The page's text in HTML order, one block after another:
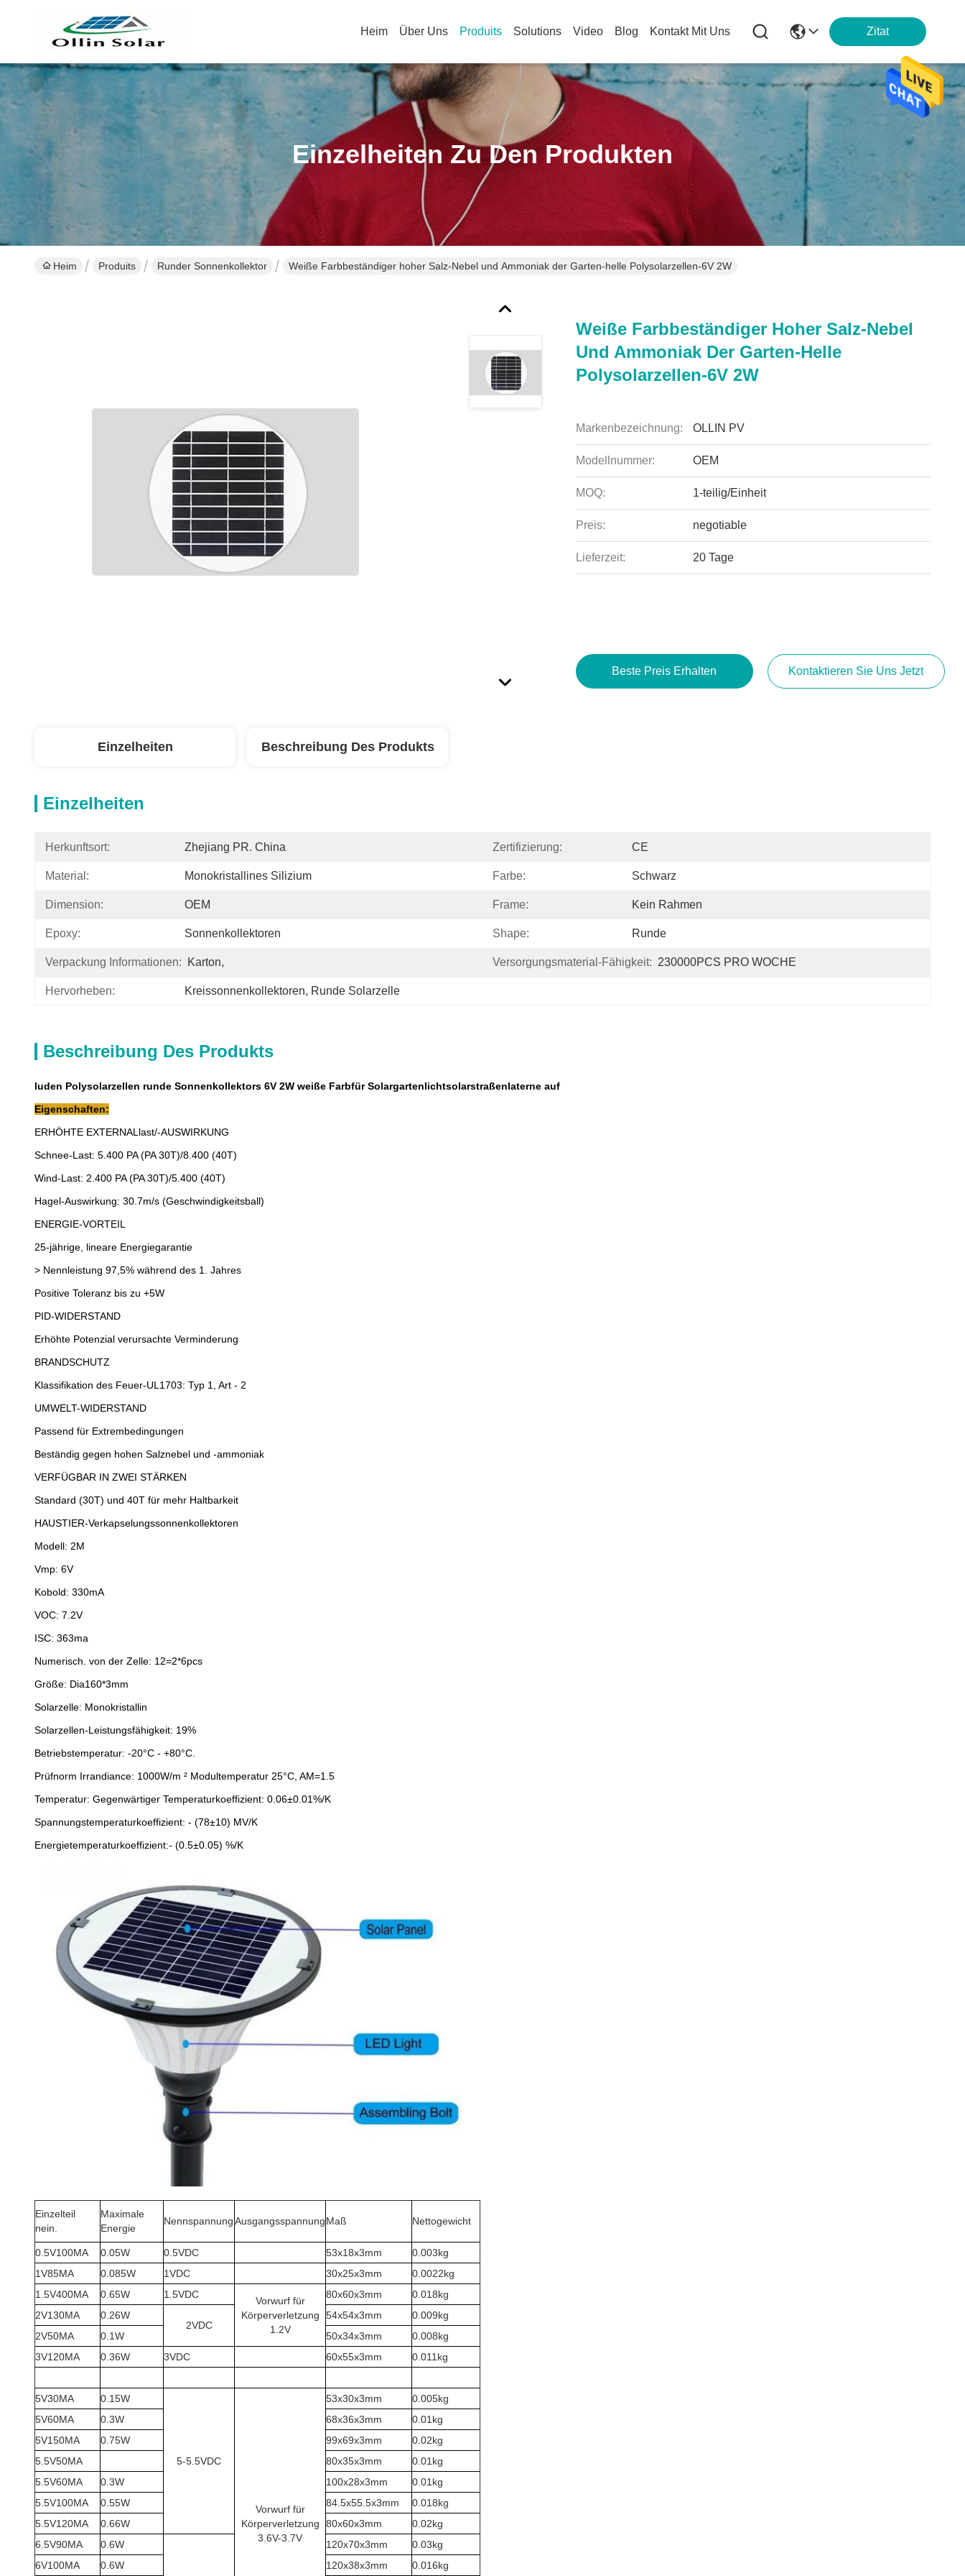
Heim Über Uns Produits Solutions Video Blog Kontakt Mit Uns Zitat
Einzelheiten Zu Den Produkten
Heim Produits Runder Sonnenkollektor Weiße Farbbeständiger hoher Salz-Nebel und Ammoniak der Garten-helle Polysolarzellen-6V 2W
Weiße Farbbeständiger Hoher Salz-Nebel
Und Ammoniak Der Garten-Helle
Polysolarzellen-6V 2W
Markenbezeichnung: OLLIN PV
Modellnummer: OEM
MOQ: 1-teilig/Einheit
Preis: negotiable
Lieferzeit: 20 Tage
Beste Preis Erhalten Kontaktieren Sie Uns Jetzt
Einzelheiten Beschreibung Des Produkts
Einzelheiten
Herkunftsort: Zhejiang PR. China Zertifizierung: CE
Material: Monokristallines Silizium Farbe: Schwarz
Dimension: OEM Frame: Kein Rahmen
Epoxy: Sonnenkollektoren Shape: Runde
Verpackung Informationen: Karton, Versorgungsmaterial-Fähigkeit: 230000PCS PRO WOCHE
Hervorheben: Kreissonnenkollektoren, Runde Solarzelle
Beschreibung Des Produkts
luden Polysolarzellen runde Sonnenkollektors 6V 2W weiße Farbfür Solargartenlichtsolarstraßenlaterne auf
Eigenschaften:
ERHÖHTE EXTERNALlast/-AUSWIRKUNG
Schnee-Last: 5.400 PA (PA 30T)/8.400 (40T)
Wind-Last: 2.400 PA (PA 30T)/5.400 (40T)
Hagel-Auswirkung: 30.7m/s (Geschwindigkeitsball)
ENERGIE-VORTEIL
25-jährige, lineare Energiegarantie
> Nennleistung 97,5% während des 1. Jahres
Positive Toleranz bis zu +5W
PID-WIDERSTAND
Erhöhte Potenzial verursachte Verminderung
BRANDSCHUTZ
Klassifikation des Feuer-UL1703: Typ 1, Art - 2
UMWELT-WIDERSTAND
Passend für Extrembedingungen
Beständig gegen hohen Salznebel und -ammoniak
VERFÜGBAR IN ZWEI STÄRKEN
Standard (30T) und 40T für mehr Haltbarkeit
HAUSTIER-Verkapselungssonnenkollektoren
Modell: 2M
Vmp: 6V
Kobold: 330mA
VOC: 7.2V
ISC: 363ma
Numerisch. von der Zelle: 12=2*6pcs
Größe: Dia160*3mm
Solarzelle: Monokristallin
Solarzellen-Leistungsfähigkeit: 19%
Betriebstemperatur: -20°C - +80°C.
Prüfnorm Irrandiance: 1000W/m ² Modultemperatur 25°C, AM=1.5
Temperatur: Gegenwärtiger Temperaturkoeffizient: 0.06±0.01%/K
Spannungstemperaturkoeffizient: - (78±10) MV/K
Energietemperaturkoeffizient:- (0.5±0.05) %/K
Einzelteil
nein.
Maximale
Energie
NennspannungAusgangsspannungMaß Nettogewicht
0.5V100MA 0.05W 0.5VDC 53x18x3mm
0.003kg
1V85MA
0.085W 1VDC 30x25x3mm
0.0022kg
1.5V400MA
0.65W 1.5VDC
Vorwurf für
Körperverletzung
1.2V
80x60x3mm
0.018kg
2V130MA
0.26W
2VDC
54x54x3mm
0.009kg
2V50MA
0.1W 50x34x3mm
0.008kg
3V120MA
0.36W 3VDC 60x55x3mm 0.011kg
5V30MA 0.15W
5-5.5VDC
Vorwurf für
Körperverletzung
3.6V-3.7V
53x30x3mm
0.005kg
5V60MA
0.3W 68x36x3mm
0.01kg
5V150MA
0.75W 99x69x3mm
0.02kg
5.5V50MA
80x35x3mm
0.01kg
5.5V60MA
0.3W 100x28x3mm
0.01kg
5.5V100MA
0.55W 84.5x55.5x3mm
0.018kg
5.5V120MA
0.66W 80x60x3mm
0.02kg
6.5V90MA
0.6W 120x70x3mm
0.03kg
6V100MA
0.6W 120x38x3mm 0.016kg